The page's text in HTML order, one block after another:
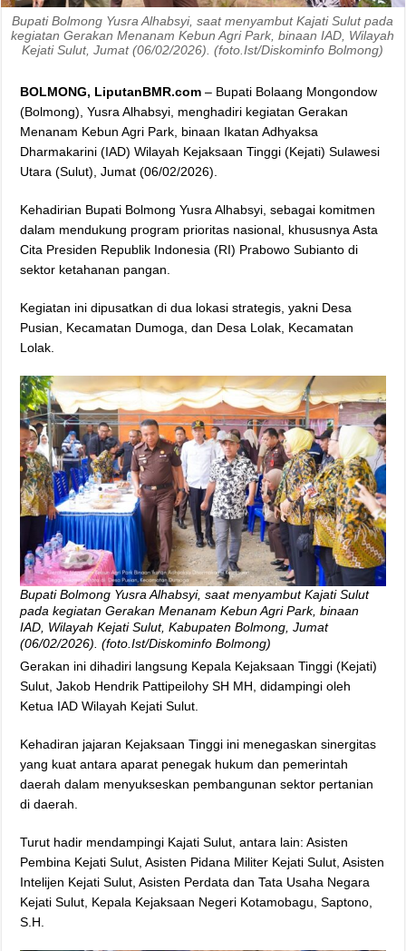
Bupati Bolmong Yusra Alhabsyi, saat menyambut Kajati Sulut pada
kegiatan Gerakan Menanam Kebun Agri Park, binaan IAD, Wilayah
Kejati Sulut, Jumat (06/02/2026). (foto.Ist/Diskominfo Bolmong)
BOLMONG, LiputanBMR.com – Bupati Bolaang Mongondow
(Bolmong), Yusra Alhabsyi, menghadiri kegiatan Gerakan
Menanam Kebun Agri Park, binaan Ikatan Adhyaksa
Dharmakarini (IAD) Wilayah Kejaksaan Tinggi (Kejati) Sulawesi
Utara (Sulut), Jumat (06/02/2026).
Kehadirian Bupati Bolmong Yusra Alhabsyi, sebagai komitmen
dalam mendukung program prioritas nasional, khususnya Asta
Cita Presiden Republik Indonesia (RI) Prabowo Subianto di
sektor ketahanan pangan.
Kegiatan ini dipusatkan di dua lokasi strategis, yakni Desa
Pusian, Kecamatan Dumoga, dan Desa Lolak, Kecamatan
Lolak.
Bupati Bolmong Yusra Alhabsyi, saat menyambut Kajati Sulut
pada kegiatan Gerakan Menanam Kebun Agri Park, binaan
IAD, Wilayah Kejati Sulut, Kabupaten Bolmong, Jumat
(06/02/2026). (foto.Ist/Diskominfo Bolmong)
Gerakan ini dihadiri langsung Kepala Kejaksaan Tinggi (Kejati)
Sulut, Jakob Hendrik Pattipeilohy SH MH, didampingi oleh
Ketua IAD Wilayah Kejati Sulut.
Kehadiran jajaran Kejaksaan Tinggi ini menegaskan sinergitas
yang kuat antara aparat penegak hukum dan pemerintah
daerah dalam menyukseskan pembangunan sektor pertanian
di daerah.
Turut hadir mendampingi Kajati Sulut, antara lain: Asisten
Pembina Kejati Sulut, Asisten Pidana Militer Kejati Sulut, Asisten
Intelijen Kejati Sulut, Asisten Perdata dan Tata Usaha Negara
Kejati Sulut, Kepala Kejaksaan Negeri Kotamobagu, Saptono,
S.H.